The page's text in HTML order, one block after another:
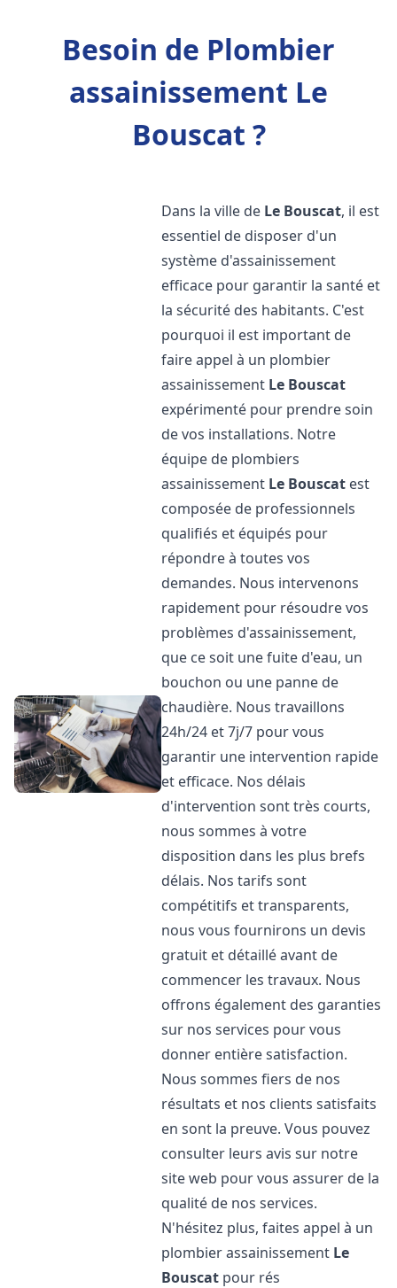
Besoin de Plombier
assainissement Le
Bouscat ?
Dans la ville de Le Bouscat, il est
essentiel de disposer d'un
système d'assainissement
efficace pour garantir la santé et
la sécurité des habitants. C'est
pourquoi il est important de
faire appel à un plombier
assainissement Le Bouscat
expérimenté pour prendre soin
de vos installations. Notre
équipe de plombiers
assainissement Le Bouscat est
composée de professionnels
qualifiés et équipés pour
répondre à toutes vos
demandes. Nous intervenons
rapidement pour résoudre vos
problèmes d'assainissement,
que ce soit une fuite d'eau, un
bouchon ou une panne de
chaudière. Nous travaillons
24h/24 et 7j/7 pour vous
garantir une intervention rapide
et efficace. Nos délais
d'intervention sont très courts,
nous sommes à votre
disposition dans les plus brefs
délais. Nos tarifs sont
compétitifs et transparents,
nous vous fournirons un devis
gratuit et détaillé avant de
commencer les travaux. Nous
offrons également des garanties
sur nos services pour vous
donner entière satisfaction.
Nous sommes fiers de nos
résultats et nos clients satisfaits
en sont la preuve. Vous pouvez
consulter leurs avis sur notre
site web pour vous assurer de la
qualité de nos services.
N'hésitez plus, faites appel à un
plombier assainissement Le
Bouscat pour rés